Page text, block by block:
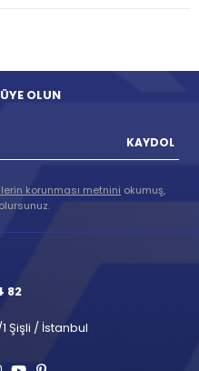
OLUN
KAYDOL
korunması metnini okumuş,
82
Şişli / İstanbul